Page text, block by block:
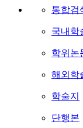
통합검
국내학
학위논
해외학
학술지
단행본